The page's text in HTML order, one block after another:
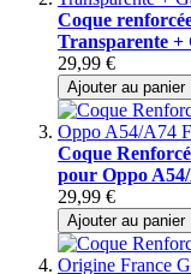
Coque
Transparente +
29,99 €
Ajouter au panier
Coque
pour Oppo
29,99 €
Ajouter au panier